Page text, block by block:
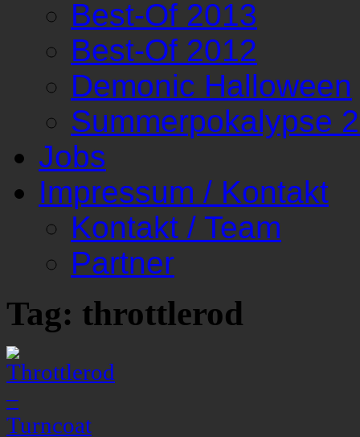
Best-Of 2013
Best-Of 2012
Demonic Halloween
Summerpokalypse
Jobs
Impressum / Kontakt
Kontakt / Team
Partner
Tag: throttlerod